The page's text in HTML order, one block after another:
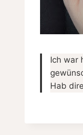
Ich war
Hab